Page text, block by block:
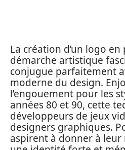
La création d’un logo
démarche artistique
conjugue parfaitement
moderne du design.
l’engouement pour les
années 80 et 90, cette
développeurs de jeux
designers graphiques.
aspirent à donner à